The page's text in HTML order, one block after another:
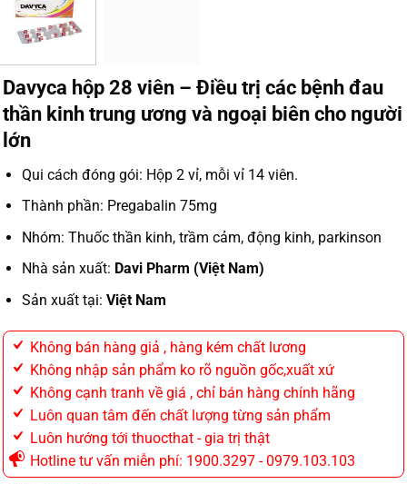
Davyca hộp 28 viên – Điều trị các bệnh đau
thần kinh trung ương và ngoại biên cho người
lớn
Qui cách đóng gói: Hộp 2 vỉ, mỗi vỉ 14 viên.
Thành phần: Pregabalin 75mg
Nhóm: Thuốc thần kinh, trầm cảm, động kinh, parkinson
Nhà sản xuất: Davi Pharm (Việt Nam)
Sản xuất tại: Việt Nam
Không bán hàng giả , hàng kém chất lương
Không nhập sản phẩm ko rõ nguồn gốc,xuất xứ
Không cạnh tranh về giá , chỉ bán hàng chính hãng
Luôn quan tâm đến chất lượng từng sản phẩm
Luôn hướng tới thuocthat - gia trị thật
Hotline tư vấn miễn phí: 1900.3297 - 0979.103.103